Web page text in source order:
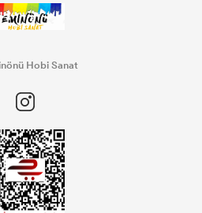
Hobi Sanat
BOYA
BOYA
BOYALAR